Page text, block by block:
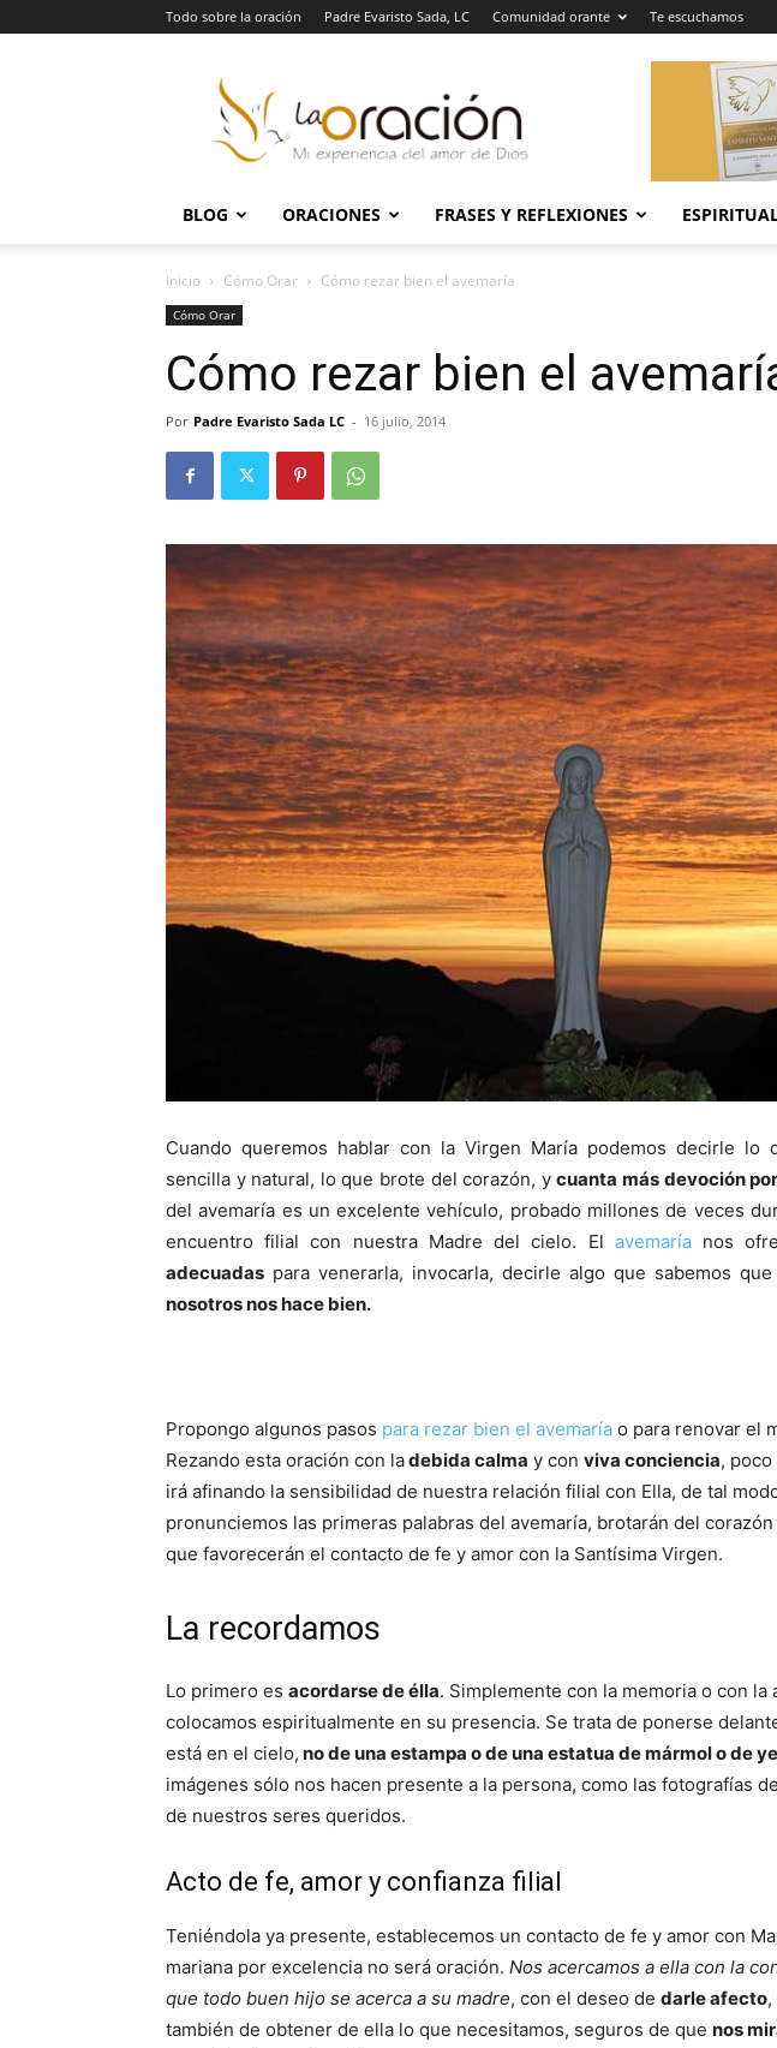
Todo sobre la oración Padre Evaristo Sada, LC Comunidad orante Te escuchamos
Oración
BLOG ORACIONES FRASES Y REFLEXIONES
Inicio Cómo Orar Cómo rezar bien el avemaría
Cómo Orar
Cómo rezar bien el
Por Padre Evaristo Sada LC - 16 julio, 2014
Cuando queremos hablar con la Virgen María podemos decirle lo
sencilla y natural, lo que brote del corazón, ycuanta más devoción
del avemaría es un excelente vehículo, probado millones de veces
encuentro filial con nuestra Madre del cielo. El avemaríanos
adecuadas para venerarla, invocarla, decirle algo que sabemos que
nosotros nos hace bien.
Propongo algunos pasos para rezar bien el avemaría o para renovar el
Rezando esta oración con ladebida calma y con viva conciencia,
irá afinando la sensibilidad de nuestra relación filial con Ella, de tal
pronunciemos las primeras palabras del avemaría, brotarán del
que favorecerán el contacto de fe y amor con la Santísima Virgen.
La recordamos
Lo primero es acordarse de élla. Simplemente con la memoria o con la
colocamos espiritualmente en su presencia. Se trata de ponerse
está en el cielo, no de una estampa o de una estatua de mármol o de
imágenes sólo nos hacen presente a la persona, como las fotografías
de nuestros seres queridos.
Acto de fe, amor y confianza filial
Teniéndola ya presente, establecemos un contacto de fe y amor con
mariana por excelencia no será oración. Nos acercamos a ella con la
que todo buen hijo se acerca a su madre, con el deseo de darle afecto,
también de obtener de ella lo que necesitamos, seguros de que nos